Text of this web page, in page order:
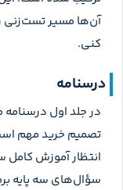
آن‌ها مسیر
کنی.
درسنامه
در جلد اول
تصمیم خرید مهم
انتظار آموزش کامل
سؤال‌های سه پایه